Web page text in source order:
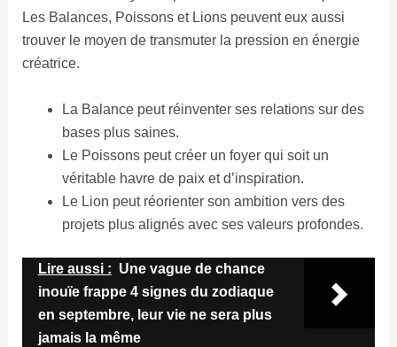
Les Balances, Poissons et Lions peuvent eux aussi
trouver le moyen de transmuter la pression en énergie
créatrice.
La Balance peut réinventer ses relations sur des
bases plus saines.
Le Poissons peut créer un foyer qui soit un
véritable havre de paix et d’inspiration.
Le Lion peut réorienter son ambition vers des
projets plus alignés avec ses valeurs profondes.
Lire aussi : Une vague de chance
inouïe frappe 4 signes du zodiaque
en septembre, leur vie ne sera plus
jamais la même